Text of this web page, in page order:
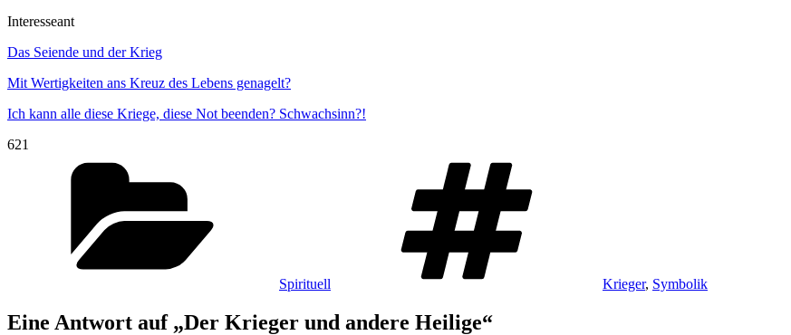
Interesseant
Das Seiende und der Krieg
Mit Wertigkeiten ans Kreuz des Lebens genagelt?
Ich kann alle diese Kriege, diese Not beenden? Schwachsinn?!
621
Spirituell Krieger, Symbolik
Eine Antwort auf „Der Krieger und andere Heilige“